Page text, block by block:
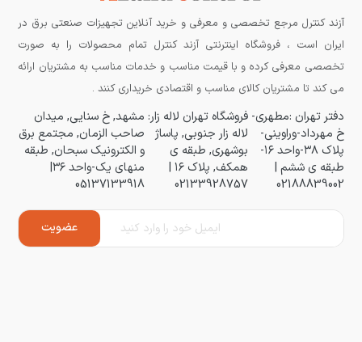
آزند کنترل مرجع تخصصی و معرفی و خرید آنلاین تجهیزات صنعتی برق در
ایران است ، فروشگاه اینترنتی آزند کنترل تمام محصولات را به صورت
تخصصی معرفی کرده و با قیمت مناسب و خدمات مناسب به مشتریان ارائه
می کند تا مشتریان کالای مناسب و اقتصادی خریداری کنند .
دفتر تهران :مطهری-
خ مهرداد-وراوینی-
پلاک ۳۸-واحد ۱۶-
طبقه ی ششم |
02188839002
فروشگاه تهران لاله زار:
لاله زار جنوبی, پاساژ
بوشهری, طبقه ی
همکف, پلاک ۱۶ |
02133928757
مشهد, خ سنایی, میدان
صاحب الزمان, مجتمع برق
و الکترونیک سبحان, طبقه
منهای یک-واحد ۳۶|
05137133918